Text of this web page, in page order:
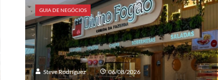
GUIA DE NEGÓCIOS
Steve Rodríguez 06/08/2026